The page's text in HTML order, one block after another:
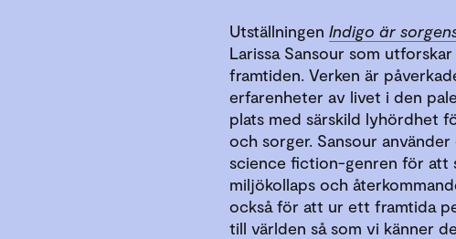
Utställningen Indigo är
Larissa Sansour som
framtiden. Verken är
erfarenheter av livet i den
plats med särskild lyhördhet
och sorger. Sansour
science fiction-genren för att
miljökollaps och
också för att ur ett framtida
till världen så som vi känner